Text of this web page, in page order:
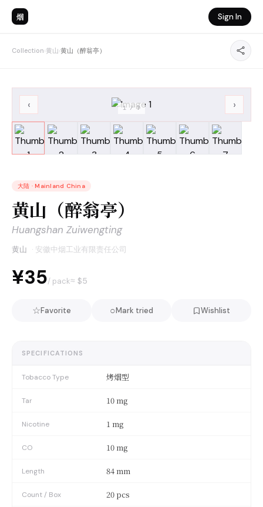
烟 Sign In
Collection›黄山›黄山（醉翁亭）
‹ ›
1/7
大陆 · Mainland China
黄山（醉翁亭）
Huangshan Zuiwengting
黄山 · 安徽中烟工业有限责任公司
¥35/ pack≈ $5
☆Favorite ○Mark tried Wishlist
SPECIFICATIONS
Tobacco Type 烤烟型
Tar 10 mg
Nicotine 1 mg
CO 10 mg
Length 84 mm
Count / Box 20 pcs